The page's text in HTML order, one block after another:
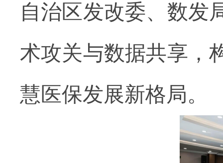
自治区发改委、数发
术攻关与数据共享，
慧医保发展新格局。